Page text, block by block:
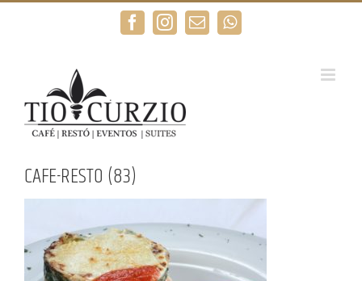
Facebook
Instagram
Correo
electrónico
WhatsApp
CAFE-RESTO (83)